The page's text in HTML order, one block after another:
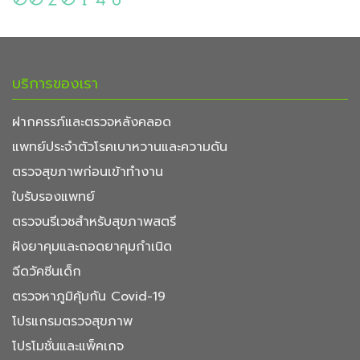
บริการของเรา
ฝากครรภ์และตรวจหลังคลอด
แพทย์ประจำตัวโรคเบาหวานและความดัน
ตรวจสุขภาพก่อนเข้าทำงาน
ใบรับรองแพทย์
ตรวจนรีเวชสำหรับสุขภาพสตรี
ฝังยาคุมและถอดยาคุมกำเนิด
ฉีดวัคซีนเด็ก
ตรวจหาภูมิคุ้มกัน Covid-19
โปรแกรมตรวจสุขภาพ
โปรโมชั่นและแพ็คเกจ